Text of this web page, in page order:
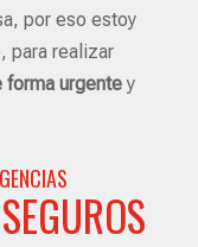
por eso estoy
para realizar
forma urgente y